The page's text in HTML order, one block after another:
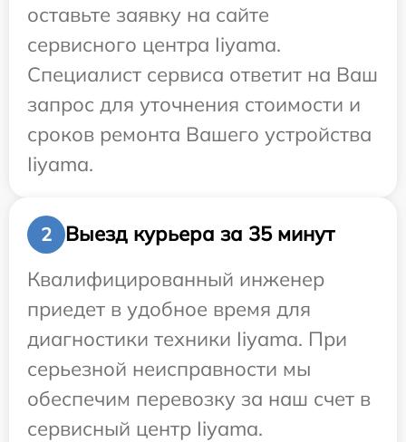
оставьте заявку на сайте
сервисного центра Iiyama.
Специалист сервиса ответит на Ваш
запрос для уточнения стоимости и
сроков ремонта Вашего устройства
Iiyama.
2
Выезд курьера за 35 минут
Квалифицированный инженер
приедет в удобное время для
диагностики техники Iiyama. При
серьезной неисправности мы
обеспечим перевозку за наш счет в
сервисный центр Iiyama.